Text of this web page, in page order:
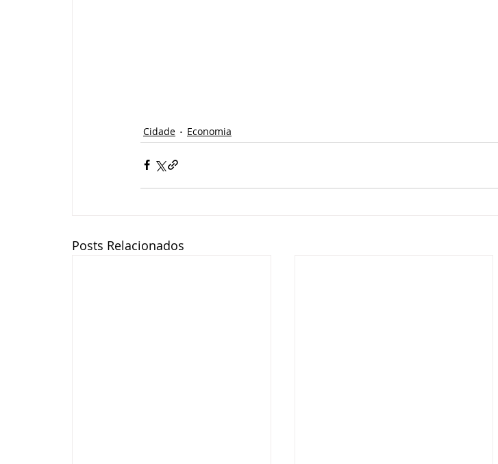
Cidade Economia
Posts Relacionados